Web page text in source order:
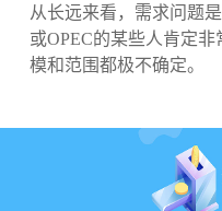
从长远来看，需求问题
或OPEC的某些人肯定
模和范围都极不确定。